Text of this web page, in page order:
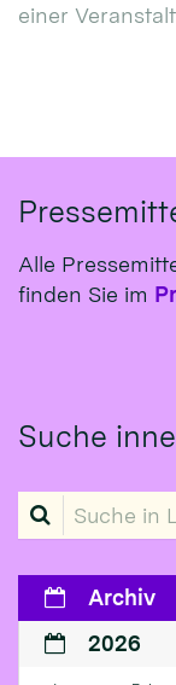
einer
Alle
finden Sie im
Suche
Suche in Liste
Archiv
2026